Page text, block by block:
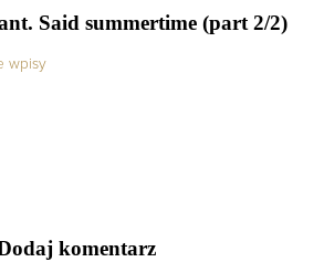
Said summertime (part 2/2)
wpisy
komentarz